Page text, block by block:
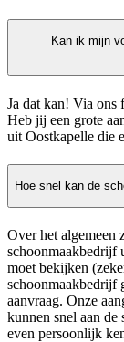
Kan ik mijn
Ja dat kan! Via ons
Heb jij een grote
uit Oostkapelle die
Hoe snel kan de
Over het algemeen
schoonmaakbedrijf
moet bekijken
schoonmaakbedrijf
aanvraag. Onze
kunnen snel aan
even persoonlijk